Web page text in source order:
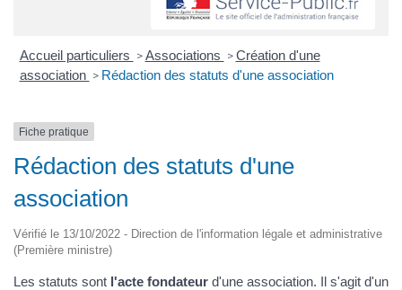
Accueil particuliers > Associations > Création d'une
association > Rédaction des statuts d'une association
Fiche pratique
Rédaction des statuts d'une
association
Vérifié le 13/10/2022 - Direction de l'information légale et administrative
(Première ministre)
Les statuts sont l'acte fondateur d'une association. Il s'agit d'un